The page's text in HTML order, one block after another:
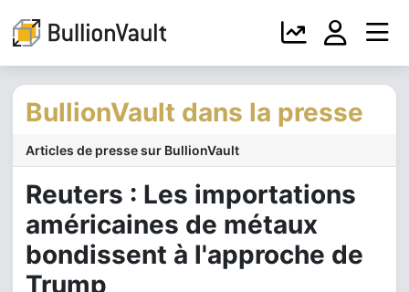
BullionVault dans la presse
Articles de presse sur BullionVault
Reuters : Les importations
américaines de métaux
bondissent à l'approche de
Trump